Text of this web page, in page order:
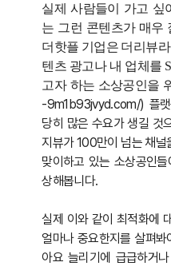
실제 사람들이 가고 싶
는 그런 콘텐츠가 매우
더핫플 기업은 더리뷰
텐츠 광고나 내 업체를
고자 하는 소상공인을
-9m1b93jvyd.com/) 플
당히 많은 수요가 생길 것
지뷰가 100만이 넘는 채널
맞이하고 있는 소상공인
상해봅니다.
실제 이와 같이 최적화에
얼마나 중요한지를 살펴
아요 늘리기에 급급하거